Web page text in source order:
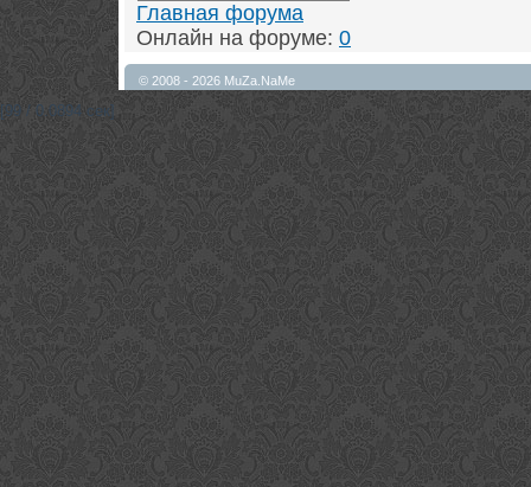
Главная форума
Онлайн на форуме: 0
© 2008 - 2026 MuZa.NaMe
[99 / 0.0894 сек]